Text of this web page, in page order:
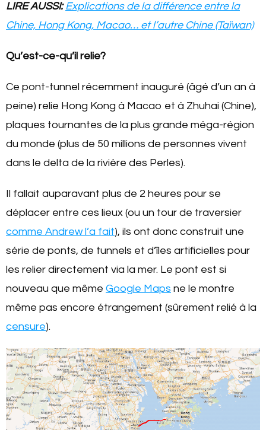
LIRE AUSSI: Explications de la différence entre la
Chine, Hong Kong, Macao… et l’autre Chine (Taïwan)
Qu’est-ce-qu’il relie?
Ce pont-tunnel récemment inauguré (âgé d’un an à
peine) relie Hong Kong à Macao et à Zhuhai (Chine),
plaques tournantes de la plus grande méga-région
du monde (plus de 50 millions de personnes vivent
dans le delta de la rivière des Perles).
Il fallait auparavant plus de 2 heures pour se
déplacer entre ces lieux (ou un tour de traversier
comme Andrew l’a fait), ils ont donc construit une
série de ponts, de tunnels et d’îles artificielles pour
les relier directement via la mer. Le pont est si
nouveau que même Google Maps ne le montre
même pas encore étrangement (sûrement relié à la
censure).